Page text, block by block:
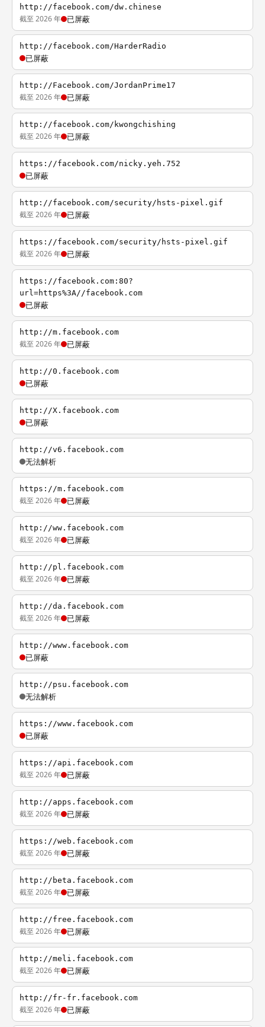
http://facebook.com/dw.chinese
截至 2026 年 已屏蔽
http://facebook.com/HarderRadio
已屏蔽
http://Facebook.com/JordanPrime17
截至 2026 年 已屏蔽
http://facebook.com/kwongchishing
截至 2026 年 已屏蔽
https://facebook.com/nicky.yeh.752
已屏蔽
http://facebook.com/security/hsts-pixel.gif
截至 2026 年 已屏蔽
https://facebook.com/security/hsts-pixel.gif
截至 2026 年 已屏蔽
https://facebook.com:80?
url=https%3A//facebook.com
已屏蔽
http://m.facebook.com
截至 2026 年 已屏蔽
http://0.facebook.com
已屏蔽
http://X.facebook.com
已屏蔽
http://v6.facebook.com
无法解析
https://m.facebook.com
截至 2026 年 已屏蔽
http://ww.facebook.com
截至 2026 年 已屏蔽
http://pl.facebook.com
截至 2026 年 已屏蔽
http://da.facebook.com
截至 2026 年 已屏蔽
http://www.facebook.com
已屏蔽
http://psu.facebook.com
无法解析
https://www.facebook.com
已屏蔽
https://api.facebook.com
截至 2026 年 已屏蔽
http://apps.facebook.com
截至 2026 年 已屏蔽
https://web.facebook.com
截至 2026 年 已屏蔽
http://beta.facebook.com
截至 2026 年 已屏蔽
http://free.facebook.com
截至 2026 年 已屏蔽
http://meli.facebook.com
截至 2026 年 已屏蔽
http://fr-fr.facebook.com
截至 2026 年 已屏蔽